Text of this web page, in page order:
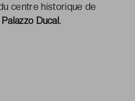
centre historique de
Palazzo Ducal.